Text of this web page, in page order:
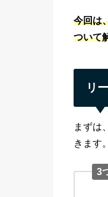
今回は
ついて
リ
まずは
きます。
3